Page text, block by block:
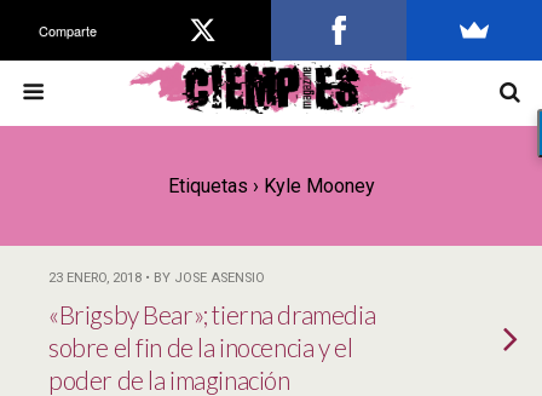
Etiquetas › Kyle Mooney
23 ENERO, 2018 • BY JOSE ASENSIO
«Brigsby Bear»; tierna dramedia
sobre el fin de la inocencia y el
poder de la imaginación
Comparte